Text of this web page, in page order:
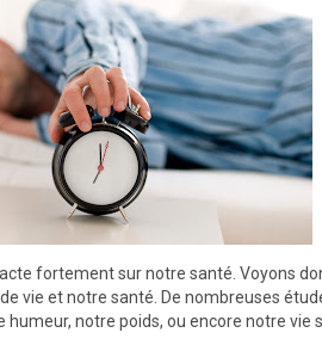
fortement sur notre santé. Voyons
vie et notre santé. De nombreuses
notre poids, ou encore notre vie